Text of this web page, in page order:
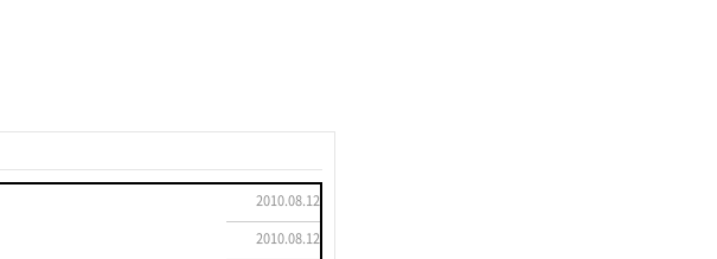
2010.08.12
2010.08.12